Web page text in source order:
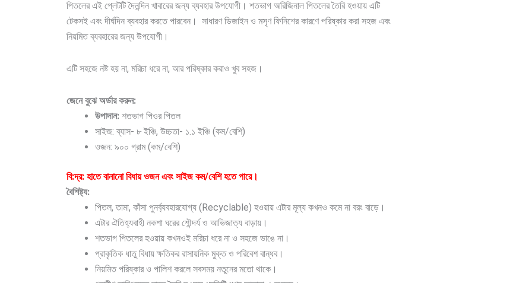
পিতলের এই প্লেটটি দৈনন্দিন খাবারের জন্য ব্যবহার উপযোগী। শতভাগ অরিজিনাল পিতলের তৈরি হওয়ায় এটি
টেকসই এবং দীর্ঘদিন ব্যবহার করতে পারবেন। সাধারণ ডিজাইন ও মসৃণ ফিনিশের কারণে পরিষ্কার করা সহজ এবং
নিয়মিত ব্যবহারের জন্য উপযোগী।
এটি সহজে নষ্ট হয় না, মরিচা ধরে না, আর পরিষ্কার করাও খুব সহজ।
জেনে বুঝে অর্ডার করুন:
উপাদান: শতভাগ পিওর পিতল
সাইজ: ব্যাস- ৮ ইঞ্চি, উচ্চতা- ১.১ ইঞ্চি (কম/বেশি)
ওজন: ৯০০ গ্রাম (কম/বেশি)
বি:দ্র: হাতে বানানো বিধায় ওজন এবং সাইজ কম/বেশি হতে পারে।
বৈশিষ্ট্য:
পিতল, তামা, কাঁসা পুনর্ব্যবহারযোগ্য (Recyclable) হওয়ায় এটার মূল্য কখনও কমে না বরং বাড়ে।
এটার ঐতিহ্যবাহী নকশা ঘরের শৌন্দর্য ও আভিজাত্য বাড়ায়।
শতভাগ পিতলের হওয়ায় কখনওই মরিচা ধরে না ও সহজে ভাঙে না।
প্রাকৃতিক ধাতু বিধায় ক্ষতিকর রাসায়নিক মুক্ত ও পরিবেশ বান্ধব।
নিয়মিত পরিষ্কার ও পালিশ করলে সবসময় নতুনের মতো থাকে।